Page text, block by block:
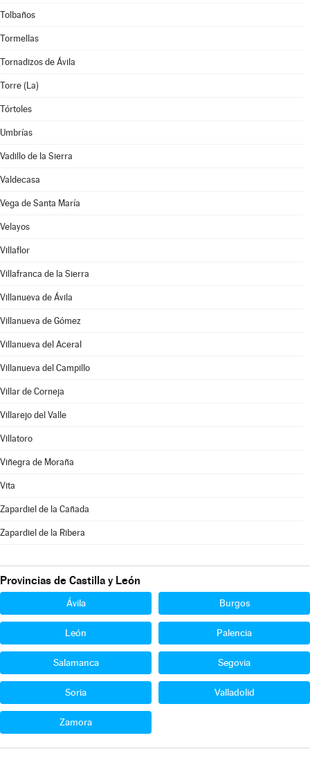
Tolbaños
Tormellas
Tornadizos de Ávila
Torre (La)
Tórtoles
Umbrías
Vadillo de la Sierra
Valdecasa
Vega de Santa María
Velayos
Villaflor
Villafranca de la Sierra
Villanueva de Ávila
Villanueva de Gómez
Villanueva del Aceral
Villanueva del Campillo
Villar de Corneja
Villarejo del Valle
Villatoro
Viñegra de Moraña
Vita
Zapardiel de la Cañada
Zapardiel de la Ribera
Provincias de Castilla y León
Ávila Burgos
León Palencia
Salamanca Segovia
Soria Valladolid
Zamora